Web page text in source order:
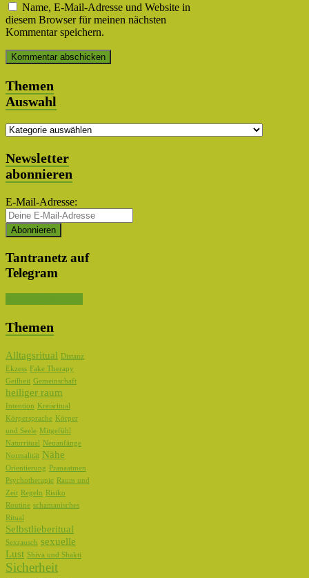
Name, E-Mail-Adresse und Website in
diesem Browser für meinen nächsten
Kommentar speichern.
Themen
Auswahl
Themen
Newsletter
abonnieren
E-Mail-Adresse:
Tantranetz auf
Telegram
Themen
Alltagsritual Distanz
Ekzess Fake Therapy
Geilheit Gemeinschaft
heiliger raum
Intention
Kreisritual
Körpersprache Körper
und Seele Mitgefühl
Naturritual Neuanfänge
Normalität Nähe
Orientierung
Pranaatmen
Psychotherapie Raum und
Zeit Regeln
Risiko
Routine schamanisches
Ritual
Selbstlieberitual
Sexrausch sexuelle
Lust Shiva und Shakti
Sicherheit